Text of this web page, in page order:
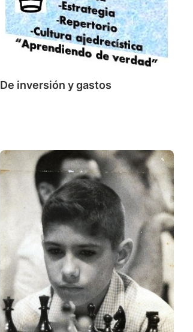
De inversión y gastos